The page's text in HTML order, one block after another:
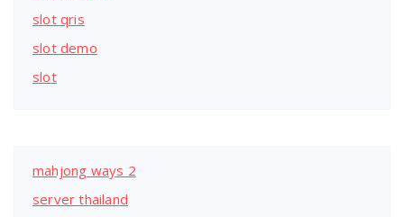
slot qris
slot demo
slot
mahjong ways 2
server thailand